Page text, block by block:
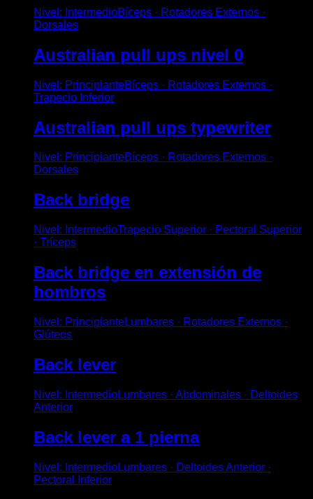
Nivel : IntermedioBíceps · Rotadores Externos ·
Dorsales
Australian pull ups nivel 0
Nivel : PrincipianteBíceps · Rotadores Externos ·
Trapecio Inferior
Australian pull ups typewriter
Nivel : PrincipianteBíceps · Rotadores Externos ·
Dorsales
Back bridge
Nivel : IntermedioTrapecio Superior · Pectoral Superior
· Tríceps
Back bridge en extensión de
hombros
Nivel : PrincipianteLumbares · Rotadores Externos ·
Glúteos
Back lever
Nivel : IntermedioLumbares · Abdominales · Deltoides
Anterior
Back lever a 1 pierna
Nivel : IntermedioLumbares · Deltoides Anterior ·
Pectoral Inferior